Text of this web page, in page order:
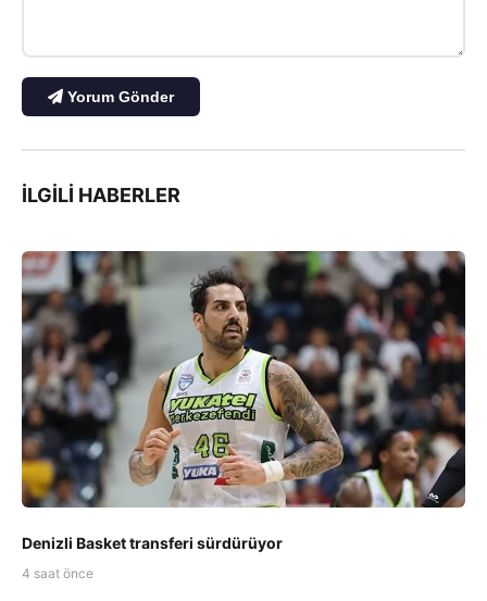
Yorum Gönder
İLGILI HABERLER
Denizli Basket transferi sürdürüyor
4 saat önce